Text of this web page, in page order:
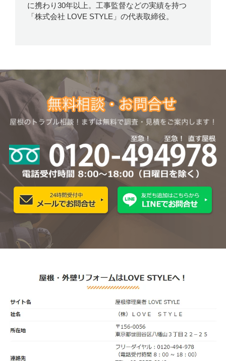
に携わり30年以上。工事監督などの実績を持つ
「株式会社 LOVE STYLE」の代表取締役。